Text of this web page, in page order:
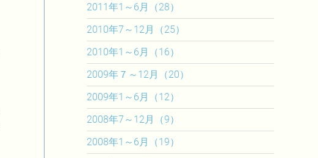
2011年1～6月（28）
2010年7～12月（25）
2010年1～6月（16）
2009年７～12月（20）
2009年1～6月（12）
2008年7～12月（9）
2008年1～6月（19）